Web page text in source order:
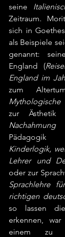
seine
Zeitraum.
sich in
als Beispiele
genannt:
England (
England im
zum
zur Ästhetik
Pädagogik
Kinderlogik,
Lehrer und
oder zur
Sprachlehre
richtigen
so lassen
erkennen,
einem zu